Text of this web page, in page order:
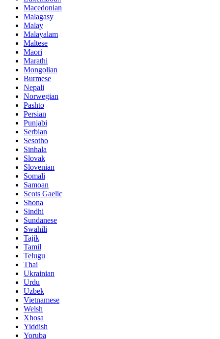
Macedonian
Malagasy
Malay
Malayalam
Maltese
Maori
Marathi
Mongolian
Burmese
Nepali
Norwegian
Pashto
Persian
Punjabi
Serbian
Sesotho
Sinhala
Slovak
Slovenian
Somali
Samoan
Scots Gaelic
Shona
Sindhi
Sundanese
Swahili
Tajik
Tamil
Telugu
Thai
Ukrainian
Urdu
Uzbek
Vietnamese
Welsh
Xhosa
Yiddish
Yoruba